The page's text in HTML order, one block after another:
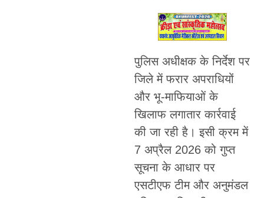
पुलिस अधीक्षक के निर्देश पर
जिले में फरार अपराधियों
और भू-माफियाओं के
खिलाफ लगातार कार्रवाई
की जा रही है। इसी क्रम में
7 अप्रैल 2026 को गुप्त
सूचना के आधार पर
एसटीएफ टीम और अनुमंडल